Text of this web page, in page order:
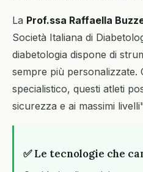
La Prof.ssa Raffaella
Società Italiana di
diabetologia dispone di
sempre più
specialistico, questi atleti
sicurezza e ai massimi
✅ Le tecnologie che